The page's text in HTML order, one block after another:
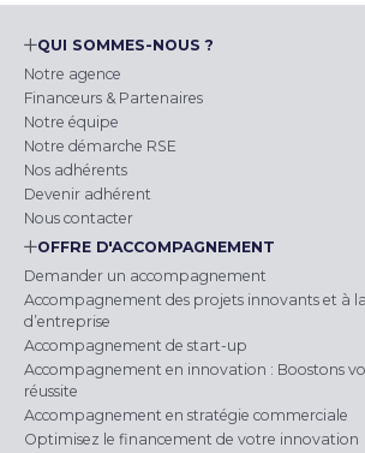
QUI SOMMES-NOUS ?
Notre agence
Financeurs & Partenaires
Notre équipe
Notre démarche RSE
Nos adhérents
Devenir adhérent
Nous contacter
OFFRE D'ACCOMPAGNEMENT
Demander un accompagnement
Accompagnement des projets innovants et à
d’entreprise
Accompagnement de start-up
Accompagnement en innovation : Boostons
réussite
Accompagnement en stratégie commerciale
Optimisez le financement de votre innovation